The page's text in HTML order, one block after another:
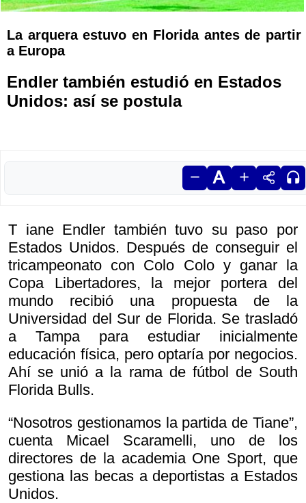
La arquera estuvo en Florida antes de partir
a Europa
Endler también estudió en Estados
Unidos: así se postula
T iane Endler también tuvo su paso por
Estados Unidos. Después de conseguir el
tricampeonato con Colo Colo y ganar la
Copa Libertadores, la mejor portera del
mundo recibió una propuesta de la
Universidad del Sur de Florida. Se trasladó
a Tampa para estudiar inicialmente
educación física, pero optaría por negocios.
Ahí se unió a la rama de fútbol de South
Florida Bulls.
“Nosotros gestionamos la partida de Tiane”,
cuenta Micael Scaramelli, uno de los
directores de la academia One Sport, que
gestiona las becas a deportistas a Estados
Unidos.